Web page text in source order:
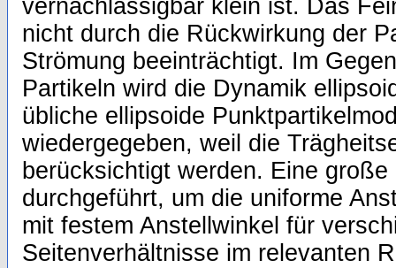
vernachlässigbar klein ist. Das
nicht durch die Rückwirkung der
Strömung beeinträchtigt. Im
Partikeln wird die Dynamik
übliche ellipsoide
wiedergegeben, weil die
berücksichtigt werden. Eine
durchgeführt, um die uniforme
mit festem Anstellwinkel für
Seitenverhältnisse im relevanten